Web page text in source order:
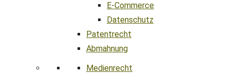
E-Commerce
Datenschutz
Patentrecht
Abmahnung
Medienrecht